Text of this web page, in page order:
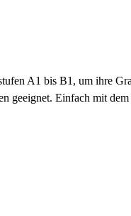
A1 bis B1, um ihre
Einfach mit